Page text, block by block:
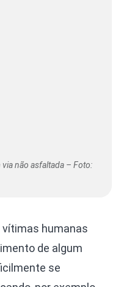
não asfaltada – Foto:
humanas
de algum
se